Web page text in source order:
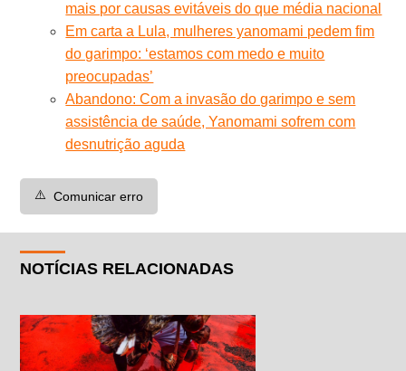
mais por causas evitáveis do que média nacional
Em carta a Lula, mulheres yanomami pedem fim
do garimpo: ‘estamos com medo e muito
preocupadas’
Abandono: Com a invasão do garimpo e sem
assistência de saúde, Yanomami sofrem com
desnutrição aguda
⚠️ Comunicar erro
NOTÍCIAS RELACIONADAS